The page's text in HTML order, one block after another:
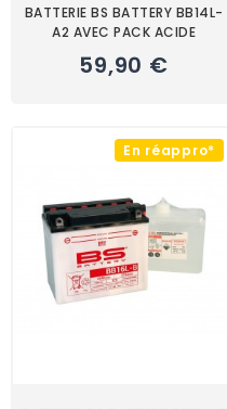
BATTERIE BS BATTERY BB14L-
A2 AVEC PACK ACIDE
59,90 €
En réappro*